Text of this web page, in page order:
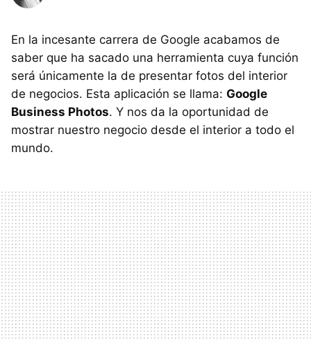
En la incesante carrera de Google acabamos de
saber que ha sacado una herramienta cuya función
será únicamente la de presentar fotos del interior
de negocios. Esta aplicación se llama: Google
Business Photos. Y nos da la oportunidad de
mostrar nuestro negocio desde el interior a todo el
mundo.